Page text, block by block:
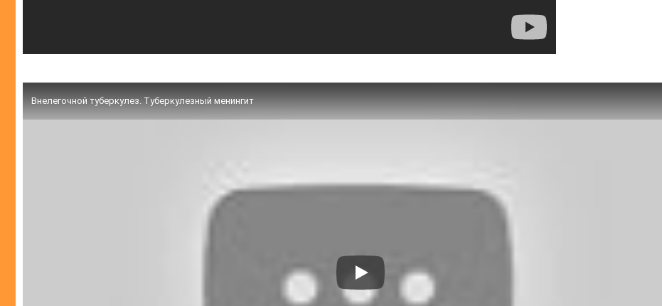
Внелегочной туберкулез. Туберкулезный менингит